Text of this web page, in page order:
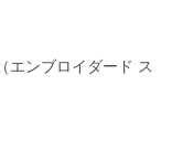
エンブロイダード ス